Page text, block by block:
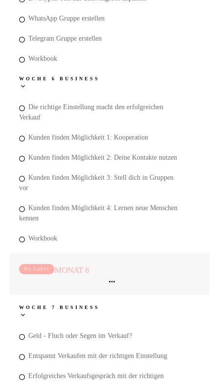
WhatsApp Gruppe erstellen
Telegram Gruppe erstellen
Workbook
WOCHE 6 BUSINESS
Die richtige Einstellung macht den erfolgreichen
Verkauf
Kunden finden Möglichkeit 1: Kooperation
Kunden finden Möglichkeit 2: Deine Kontakte nutzen
Kunden finden Möglichkeit 3: Stell dich in Gruppen
vor
Kunden finden Möglichkeit 4: Lernen neue Menschen
kennen
Workbook
No Label MONAT 6
WOCHE 7 BUSINESS
Geld - Fluch oder Segen im Verkauf?
Entspannt Verkaufen mit der richtigen Einstellung
Erfolgreiches Verkaufsgespräch mit der richtigen